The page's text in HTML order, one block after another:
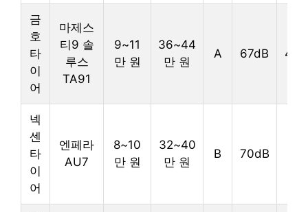
금
호
타
이
어
마제스
티9 솔
루스
TA91
9~11
만 원
36~44
만 원
A 67dB 4.5/
넥
센
타
이
어
엔페라
AU7
8~10
만 원
32~40
만 원
B 70dB